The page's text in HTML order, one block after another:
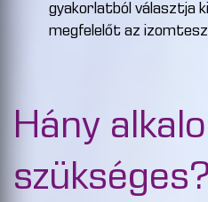
gyakorlatból választja
megfelelőt az
Hány
szükséges?